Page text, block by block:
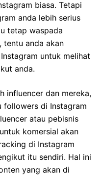
biasa. Tetapi
anda lebih serius
tetap waspada
tentu anda akan
untuk melihat
anda.
influencer dan mereka,
followers di Instagram
atau pebisnis
komersial akan
di Instagram
itu sendiri. Hal ini
yang akan di